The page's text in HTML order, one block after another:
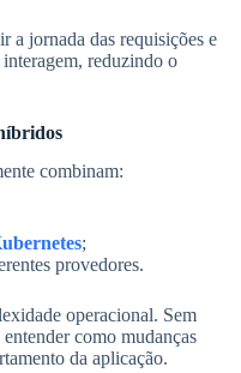
a jornada das requisições e
reduzindo o
combinam:
;
provedores.
operacional. Sem
como mudanças
da aplicação.